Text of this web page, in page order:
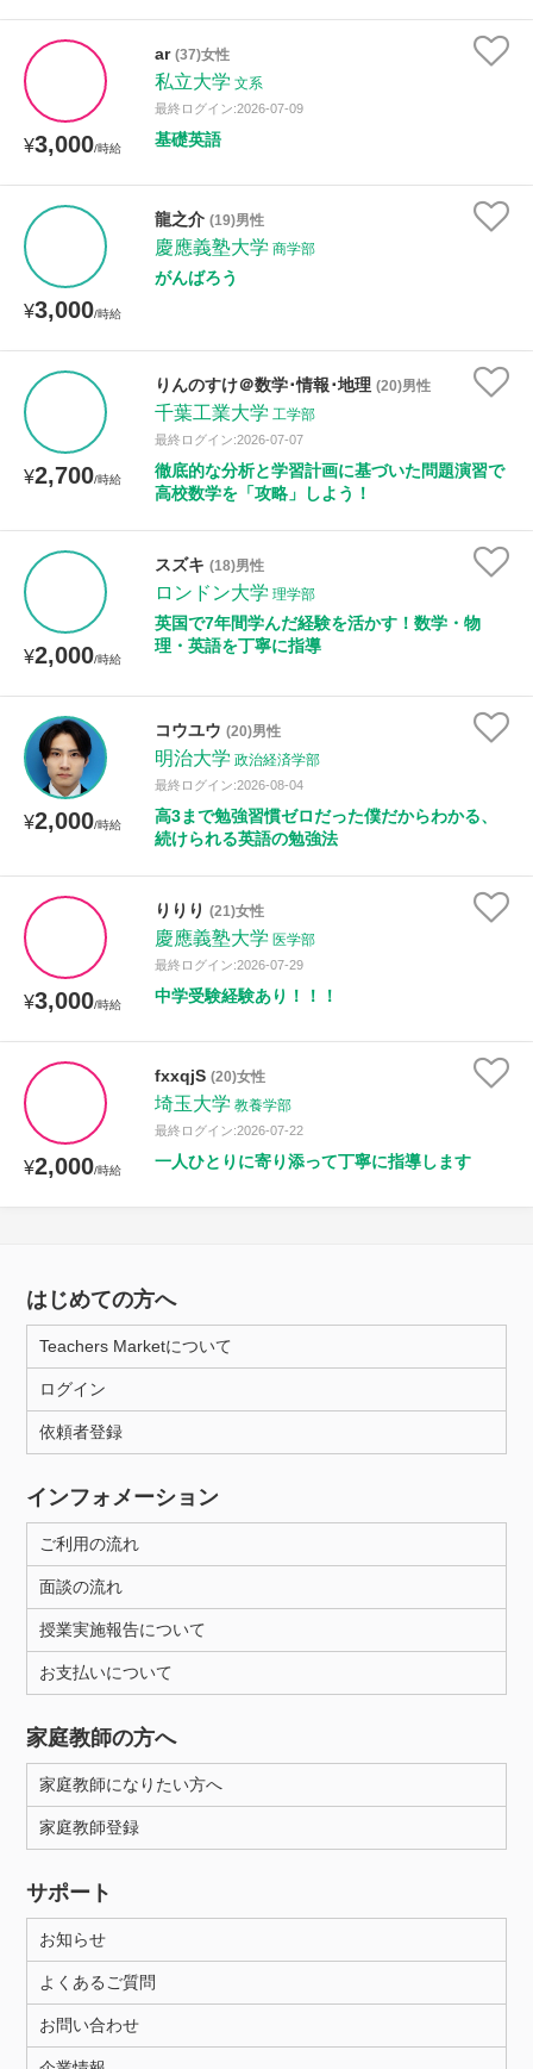
¥3,000/時給
ar (37)女性
私立大学 文系
最終ログイン:2026-07-09
基礎英語
¥3,000/時給
龍之介 (19)男性
慶應義塾大学 商学部
がんばろう
¥2,700/時給
りんのすけ＠数学･情報･地理 (20)男性
千葉工業大学 工学部
最終ログイン:2026-07-07
徹底的な分析と学習計画に基づいた問題演習で
高校数学を「攻略」しよう！
¥2,000/時給
スズキ (18)男性
ロンドン大学 理学部
英国で7年間学んだ経験を活かす！数学・物
理・英語を丁寧に指導
¥2,000/時給
コウユウ (20)男性
明治大学 政治経済学部
最終ログイン:2026-08-04
高3まで勉強習慣ゼロだった僕だからわかる、
続けられる英語の勉強法
¥3,000/時給
りりり (21)女性
慶應義塾大学 医学部
最終ログイン:2026-07-29
中学受験経験あり！！！
¥2,000/時給
fxxqjS (20)女性
埼玉大学 教養学部
最終ログイン:2026-07-22
一人ひとりに寄り添って丁寧に指導します
はじめての方へ
Teachers Marketについて
ログイン
依頼者登録
インフォメーション
ご利用の流れ
面談の流れ
授業実施報告について
お支払いについて
家庭教師の方へ
家庭教師になりたい方へ
家庭教師登録
サポート
お知らせ
よくあるご質問
お問い合わせ